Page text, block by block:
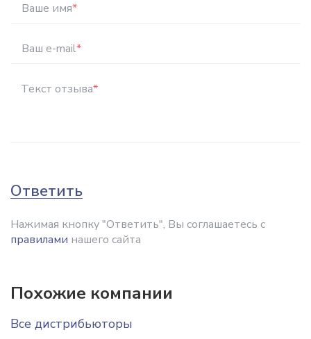
Ваше имя*
Ваш e-mail*
Текст отзыва*
Ответить
Нажимая кнопку "Ответить", Вы соглашаетесь с
правилами нашего сайта
Похожие компании
Все дистрибьюторы